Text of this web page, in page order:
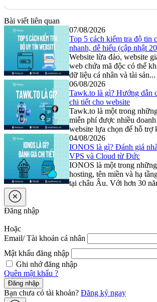
Bài viết liên quan
07/08/2026
Top 5 cách kiểm tra độ tin
nhanh, dễ hiểu (cập nhật
Website lừa đảo, website
web chứa mã độc có thể
dữ liệu cá nhân và tài sản...
06/08/2026
Tawk.to là gì? Hướng dẫn
chi tiết cho website
Tawk.to là một trong
miễn phí được nhiều
website lựa chọn để hỗ trợ
04/08/2026
IONOS là gì? Đánh giá
VPS và Cloud từ Đức
IONOS là một trong
hosting, tên miền và hạ
tại châu Âu. Với hơn 30
Đăng nhập
Hoặc
Email/ Tài khoản cá nhân
Mật khẩu đăng nhập
Ghi nhớ đăng nhập
Quên mật khẩu ?
Đăng nhập
Bạn chưa có tài khoản? Đăng ký ngay